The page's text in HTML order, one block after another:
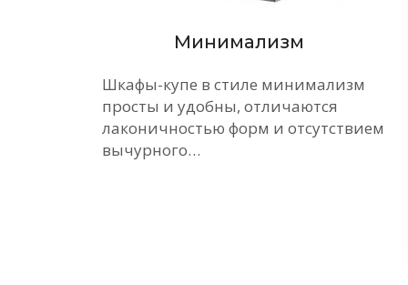
Минимализм
Шкафы-купе в стиле минимализм
просты и удобны, отличаются
лаконичностью форм и отсутствием
вычурного…